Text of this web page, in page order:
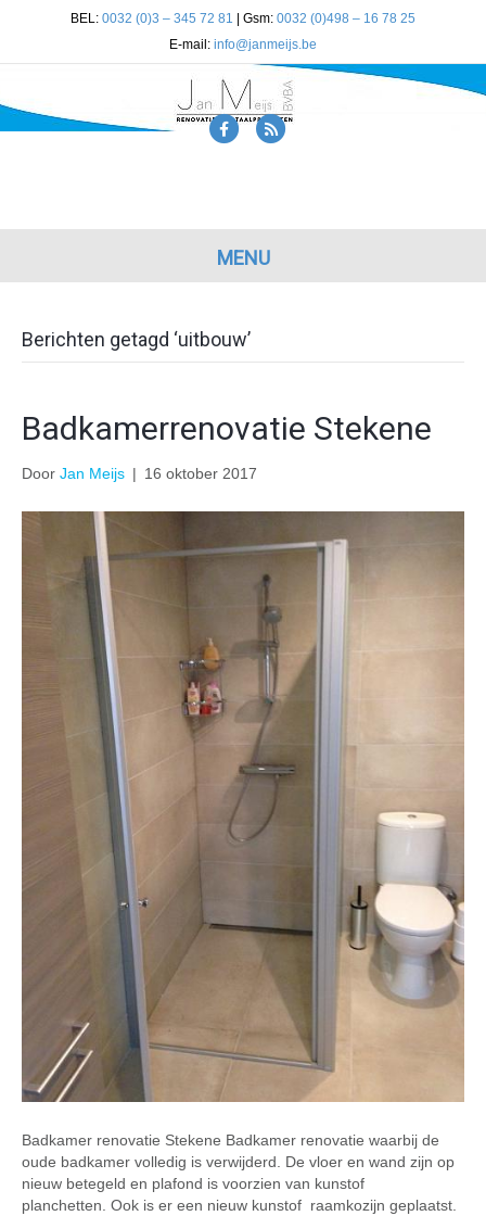
BEL: 0032 (0)3 – 345 72 81 | Gsm: 0032 (0)498 – 16 78 25
E-mail: info@janmeijs.be
Facebook
Rss
MENU
Berichten getagd ‘uitbouw’
Badkamerrenovatie Stekene
Door Jan Meijs | 16 oktober 2017
Badkamer renovatie Stekene Badkamer renovatie waarbij de
oude badkamer volledig is verwijderd. De vloer en wand zijn op
nieuw betegeld en plafond is voorzien van kunstof
planchetten. Ook is er een nieuw kunstof raamkozijn geplaatst.